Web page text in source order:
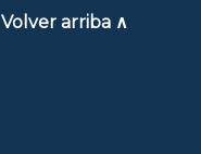
Volver arriba ∧